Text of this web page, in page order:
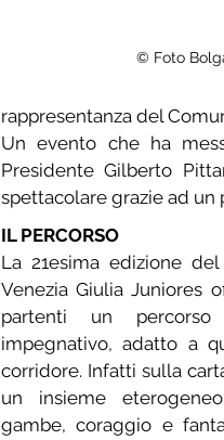
© Foto
rappresentanza del
Un evento che ha
Presidente Gilberto
spettacolare grazie ad
IL PERCORSO
La 21esima edizione
Venezia Giulia Juniores
partenti un
impegnativo, adatto a
corridore. Infatti sulla
un insieme
gambe, coraggio e